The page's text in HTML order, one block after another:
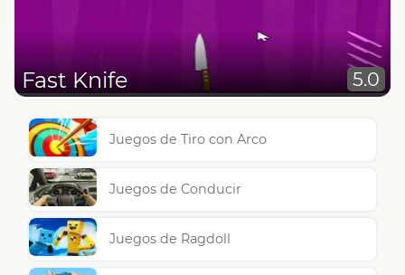
Fast Knife 5.0
Juegos de Tiro con Arco
Juegos de Conducir
Juegos de Ragdoll